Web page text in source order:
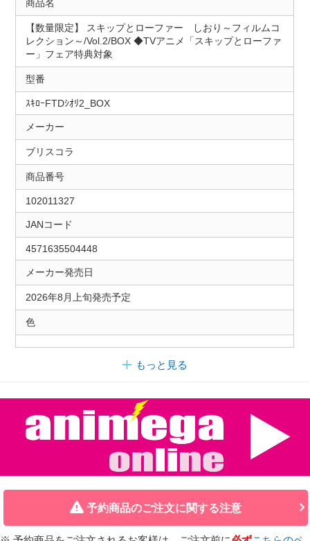
商品名
【数量限定】 スキップとローファー しおり～フィルムコ
レクション～/Vol.2/BOX ◆TVアニメ「スキップとローファ
ー」フェア特典対象
型番
ｽｷﾛｰFTDｼｵﾘ2_BOX
メーカー
ブリスコラ
商品番号
102011327
JANコード
4571635504448
メーカー発売日
2026年8月上旬発売予定
色
もっと見る
予約商品のご注文に関する注意